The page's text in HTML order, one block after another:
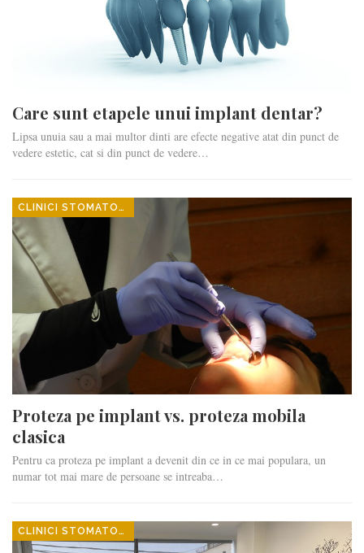
Care sunt etapele unui implant dentar?
Lipsa unuia sau a mai multor dinti are efecte negative atat din punct de
vedere estetic, cat si din punct de vedere…
CLINICI STOMATOLOGICE
Proteza pe implant vs. proteza mobila
clasica
Pentru ca proteza pe implant a devenit din ce in ce mai populara, un
numar tot mai mare de persoane se intreaba…
CLINICI STOMATOLOGICE